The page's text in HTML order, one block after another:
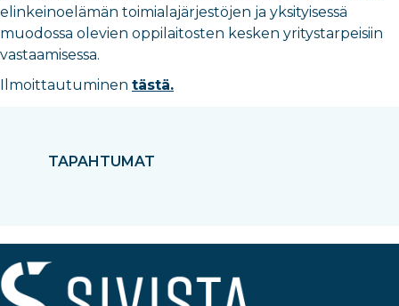
TAPAHTUMAT
elinkeinoelämän toimialajärjestöjen ja yksityisessä
muodossa olevien oppilaitosten kesken yritystarpeisiin
vastaamisessa.
Ilmoittautuminen tästä.